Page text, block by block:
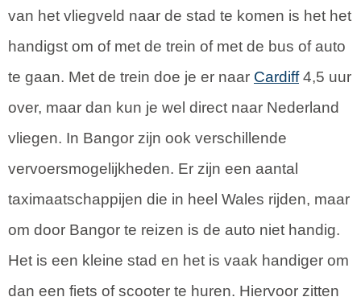
van het vliegveld naar de stad te komen is het het
handigst om of met de trein of met de bus of auto
te gaan. Met de trein doe je er naar Cardiff4,5 uur
over, maar dan kun je wel direct naar Nederland
vliegen. In Bangor zijn ook verschillende
vervoersmogelijkheden. Er zijn een aantal
taximaatschappijen die in heel Wales rijden, maar
om door Bangor te reizen is de auto niet handig.
Het is een kleine stad en het is vaak handiger om
dan een fiets of scooter te huren. Hiervoor zitten